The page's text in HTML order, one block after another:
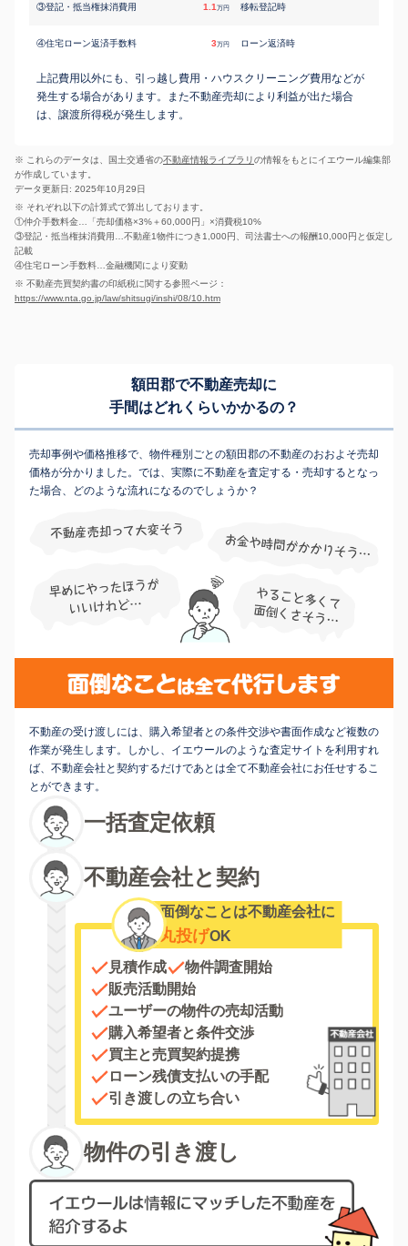
③登記・抵当権抹消費用 1.1 万円 移転登記時
④住宅ローン返済手数料 3万円 ローン返済時
上記費用以外にも、引っ越し費用・ハウスクリーニング費用などが
発生する場合があります。また不動産売却により利益が出た場合
は、譲渡所得税が発生します。
※ これらのデータは、国土交通省の不動産情報ライブラリの情報をもとにイエウール編集部
が作成しています。
データ更新日: 2025年10月29日
※ それぞれ以下の計算式で算出しております。
①仲介手数料金…「売却価格×3%＋60,000円」×消費税10%
③登記・抵当権抹消費用…不動産1物件につき1,000円、司法書士への報酬10,000円と仮定し
記載
④住宅ローン手数料…金融機関により変動
※ 不動産売買契約書の印紙税に関する参照ページ：
https://www.nta.go.jp/law/shitsugi/inshi/08/10.htm
額田郡で不動産売却に
手間はどれくらいかかるの？
売却事例や価格推移で、物件種別ごとの額田郡の不動産のおおよそ売却
価格が分かりました。では、実際に不動産を査定する・売却するとなっ
た場合、どのような流れになるのでしょうか？
不動産の受け渡しには、購入希望者との条件交渉や書面作成など複数の
作業が発生します。しかし、イエウールのような査定サイトを利用すれ
ば、不動産会社と契約するだけであとは全て不動産会社にお任せするこ
とができます。
一括査定依頼
不動産会社と契約
面倒なことは不動産会社に
丸投げOK
見積作成
物件調査開始
販売活動開始
ユーザーの物件の売却活動
購入希望者と条件交渉
買主と売買契約提携
ローン残債支払いの手配
引き渡しの立ち合い
物件の引き渡し